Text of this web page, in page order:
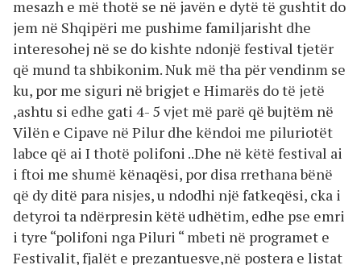
mesazh e më thotë se në javën e dytë të gushtit do
jem në Shqipëri me pushime familjarisht dhe
interesohej në se do kishte ndonjë festival tjetër
që mund ta shbikonim. Nuk më tha për vendinm se
ku, por me siguri në brigjet e Himarës do të jetë
,ashtu si edhe gati 4- 5 vjet më parë që bujtëm në
Vilën e Cipave në Pilur dhe këndoi me piluriotët
labce që ai I thotë polifoni ..Dhe në këtë festival ai
i ftoi me shumë kënaqësi, por disa rrethana bënë
që dy ditë para nisjes, u ndodhi një fatkeqësi, cka i
detyroi ta ndërpresin këtë udhëtim, edhe pse emri
i tyre “polifoni nga Piluri “ mbeti në programet e
Festivalit, fjalët e prezantuesve,në postera e listat